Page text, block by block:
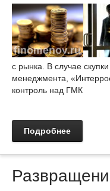
с рынка. В случае
менеджмента,
контроль над ГМК
Подробнее